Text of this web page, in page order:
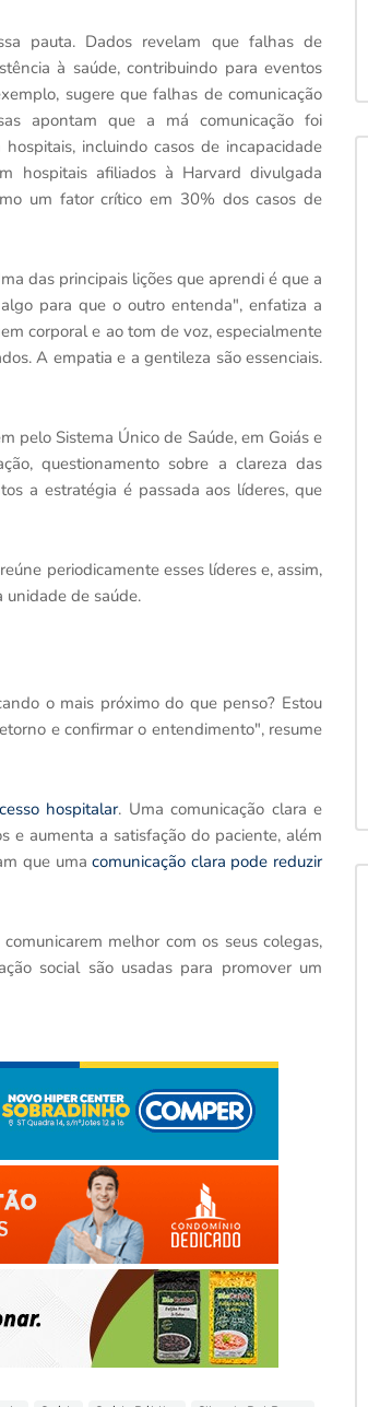
pauta. Dados revelam que falhas de
à saúde, contribuindo para eventos
sugere que falhas de comunicação
apontam que a má comunicação foi
incluindo casos de incapacidade
hospitais afiliados à Harvard divulgada
um fator crítico em 30% dos casos de
das principais lições que aprendi é que a
para que o outro entenda", enfatiza a
corporal e ao tom de voz, especialmente
A empatia e a gentileza são essenciais.
pelo Sistema Único de Saúde, em Goiás e
questionamento sobre a clareza das
a estratégia é passada aos líderes, que
periodicamente esses líderes e, assim,
unidade de saúde.
o mais próximo do que penso? Estou
e confirmar o entendimento", resume
hospitalar. Uma comunicação clara e
e aumenta a satisfação do paciente, além
que umacomunicação clara pode reduzir
melhor com os seus colegas,
social são usadas para promover um